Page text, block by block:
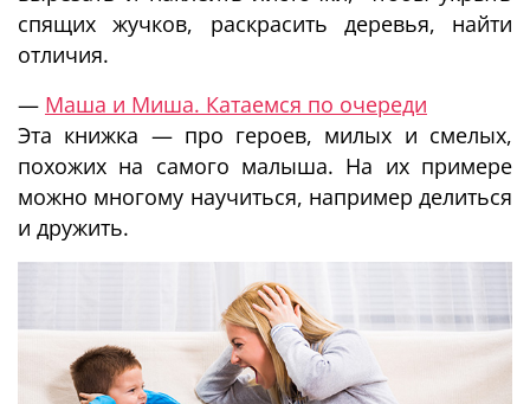
спящих жучков, раскрасить деревья, найти
отличия.
— Маша и Миша. Катаемся по очереди
Эта книжка — про героев, милых и смелых,
похожих на самого малыша. На их примере
можно многому научиться, например делиться
и дружить.